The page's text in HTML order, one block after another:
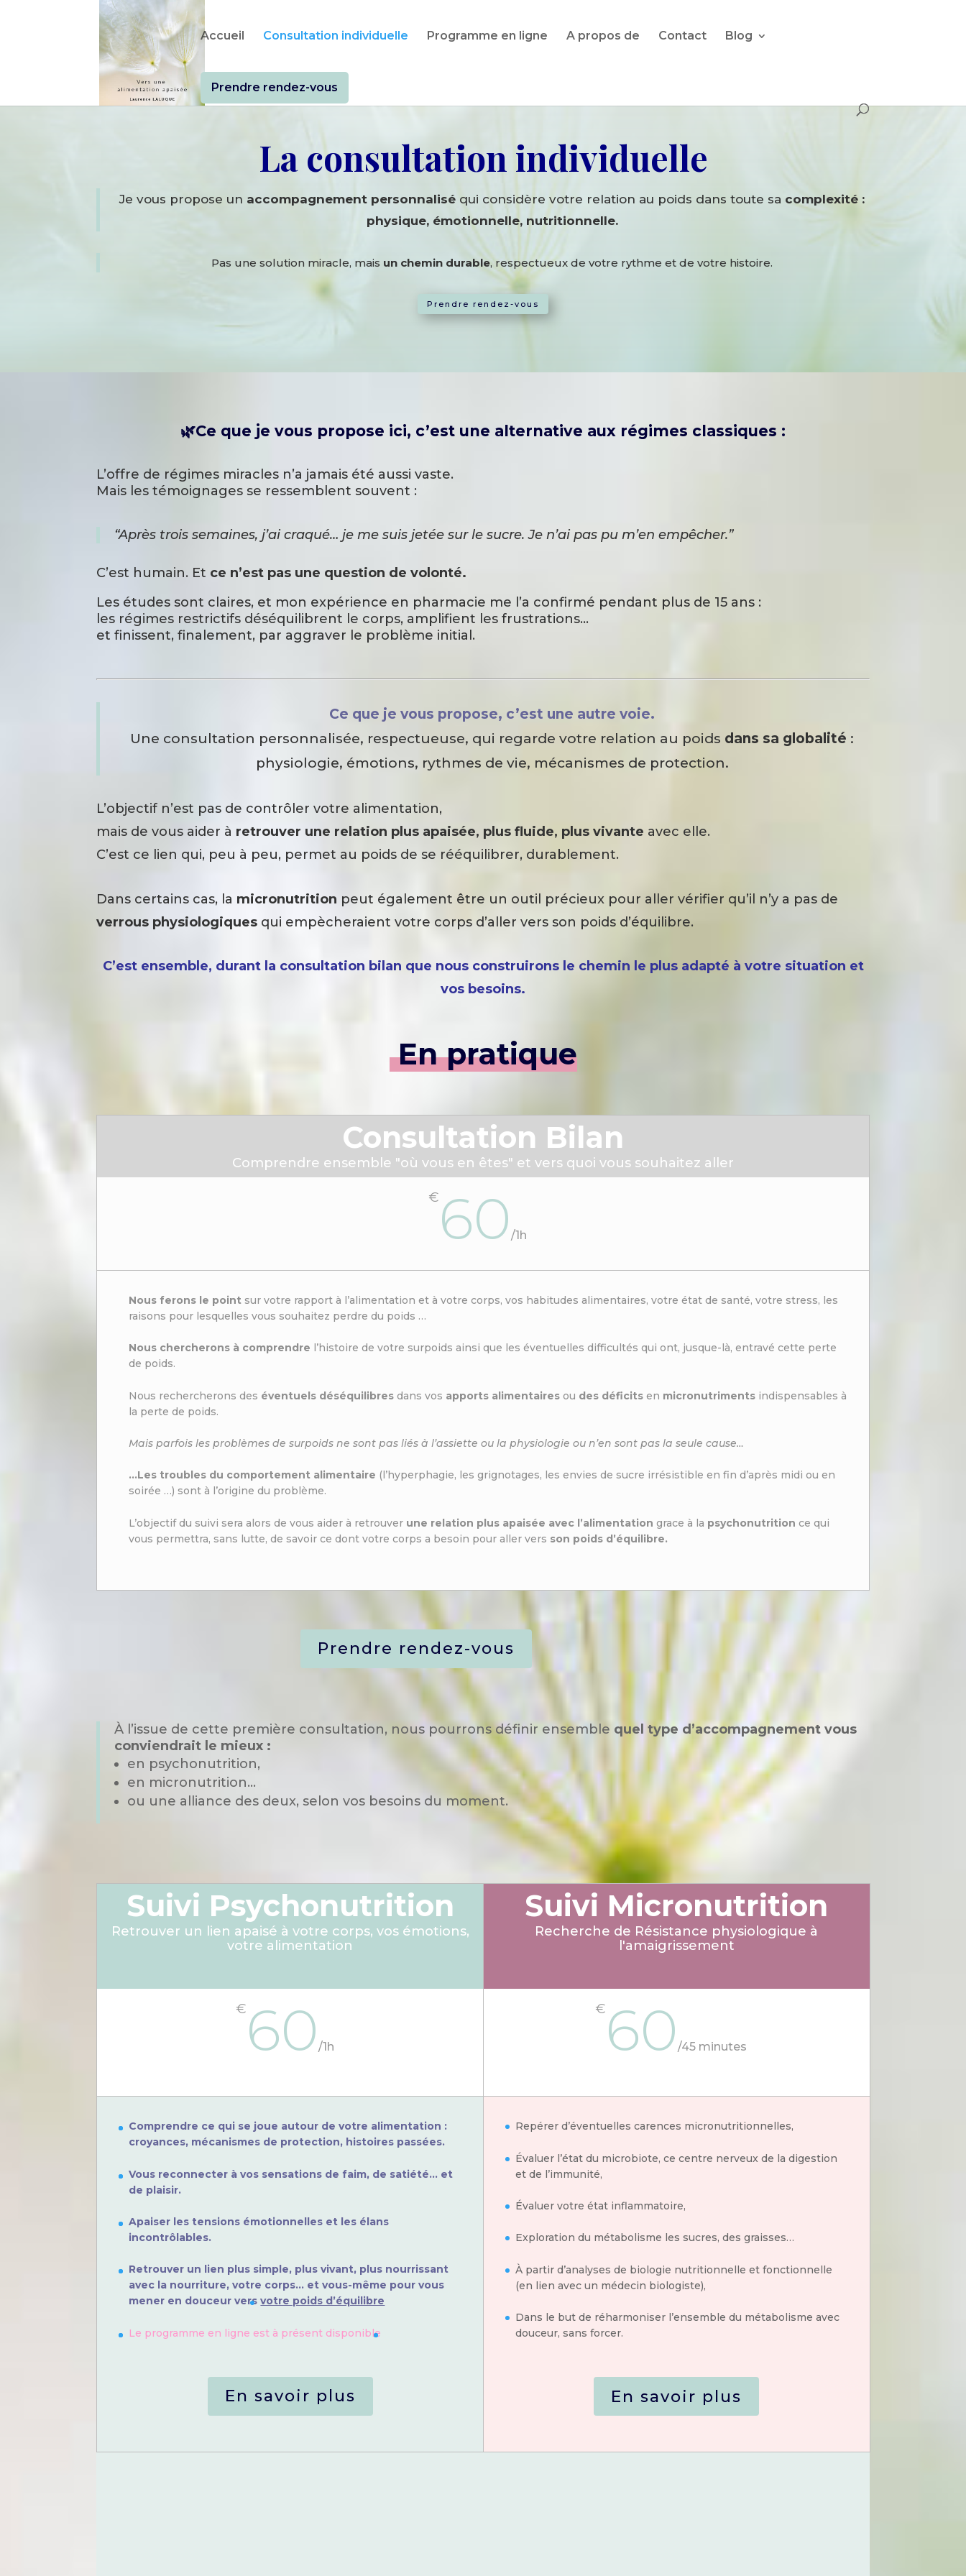
Accueil Consultation individuelle Programme en ligne A propos de Contact Blog
Prendre rendez-vous
La consultation individuelle
Je vous propose un accompagnement personnalisé qui considère votre relation au poids dans toute sa complexité :
physique, émotionnelle, nutritionnelle.
Pas une solution miracle, mais un chemin durable, respectueux de votre rythme et de votre histoire.
Prendre rendez-vous
🌿Ce que je vous propose ici, c’est une alternative aux régimes classiques :
L’offre de régimes miracles n’a jamais été aussi vaste.
Mais les témoignages se ressemblent souvent :
“Après trois semaines, j’ai craqué… je me suis jetée sur le sucre. Je n’ai pas pu m’en empêcher.”
C’est humain. Et ce n’est pas une question de volonté.
Les études sont claires, et mon expérience en pharmacie me l’a confirmé pendant plus de 15 ans :
les régimes restrictifs déséquilibrent le corps, amplifient les frustrations…
et finissent, finalement, par aggraver le problème initial.
Ce que je vous propose, c’est une autre voie.
Une consultation personnalisée, respectueuse, qui regarde votre relation au poids dans sa globalité :
physiologie, émotions, rythmes de vie, mécanismes de protection.
L’objectif n’est pas de contrôler votre alimentation,
mais de vous aider à retrouver une relation plus apaisée, plus fluide, plus vivante avec elle.
C’est ce lien qui, peu à peu, permet au poids de se rééquilibrer, durablement.
Dans certains cas, la micronutrition peut également être un outil précieux pour aller vérifier qu’il n’y a pas de
verrous physiologiques qui empècheraient votre corps d’aller vers son poids d’équilibre.
C’est ensemble, durant la consultation bilan que nous construirons le chemin le plus adapté à votre situation et
vos besoins.
En pratique
Consultation Bilan
Comprendre ensemble "où vous en êtes" et vers quoi vous souhaitez aller
€ 60 /1h
Nous ferons le point sur votre rapport à l’alimentation et à votre corps, vos habitudes alimentaires, votre état de santé, votre stress, les
raisons pour lesquelles vous souhaitez perdre du poids …
Nous chercherons à comprendre l’histoire de votre surpoids ainsi que les éventuelles difficultés qui ont, jusque-là, entravé cette perte
de poids.
Nous rechercherons des éventuels déséquilibresdans vos apports alimentairesou des déficits en micronutriments indispensables à
la perte de poids.
Mais parfois les problèmes de surpoids ne sont pas liés à l’assiette ou la physiologie ou n’en sont pas la seule cause…
…Les troubles du comportement alimentaire (l’hyperphagie, les grignotages, les envies de sucre irrésistible en fin d’après midi ou en
soirée …) sont à l’origine du problème.
L’objectif du suivi sera alors de vous aider à retrouver une relation plus apaisée avec l’alimentation grace à la psychonutritionce qui
vous permettra, sans lutte, de savoir ce dont votre corps a besoin pour aller vers son poids d’équilibre.
Prendre rendez-vous
À l’issue de cette première consultation, nous pourrons définir ensemble quel type d’accompagnement vous
conviendrait le mieux :
en psychonutrition,
en micronutrition…
ou une alliance des deux, selon vos besoins du moment.
Suivi Psychonutrition
Retrouver un lien apaisé à votre corps, vos émotions,
votre alimentation
€ 60 /1h
Comprendre ce qui se joue autour de votre alimentation :
croyances, mécanismes de protection, histoires passées.
Vous reconnecter à vos sensations de faim, de satiété… et
de plaisir.
Apaiser les tensions émotionnelles et les élans
incontrôlables.
Retrouver un lien plus simple, plus vivant, plus nourrissant
avec la nourriture, votre corps… et vous-même pour vous
mener en douceur versvotre poids d’équilibre
Le programme en ligne est à présent disponible
En savoir plus
Suivi Micronutrition
Recherche de Résistance physiologique à
l'amaigrissement
€ 60/45 minutes
Repérer d’éventuelles carences micronutritionnelles,
Évaluer l’état du microbiote, ce centre nerveux de la digestion
et de l’immunité,
Évaluer votre état inflammatoire,
Exploration du métabolisme les sucres, des graisses…
À partir d’analyses de biologie nutritionnelle et fonctionnelle
(en lien avec un médecin biologiste),
Dans le but de réharmoniser l’ensemble du métabolisme avec
douceur, sans forcer.
En savoir plus